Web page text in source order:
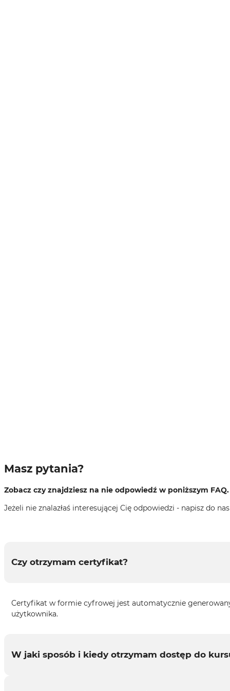
Masz pytania?
Zobacz czy znajdziesz na nie odpowiedź w poniższym FAQ.
Jeżeli nie znalazłaś interesującej Cię odpowiedzi - napisz do
Czy otrzymam certyfikat?
Certyfikat w formie cyfrowej jest automatycznie
użytkownika.
W jaki sposób i kiedy otrzymam dostęp do